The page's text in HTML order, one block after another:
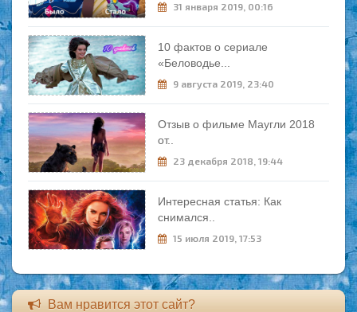
31 января 2019, 00:16
10 фактов о сериале
«Беловодье...
9 августа 2019, 23:40
Отзыв о фильме Маугли 2018
от..
23 декабря 2018, 19:44
Интересная статья: Как
снимался..
15 июля 2019, 17:53
Вам нравится этот сайт?